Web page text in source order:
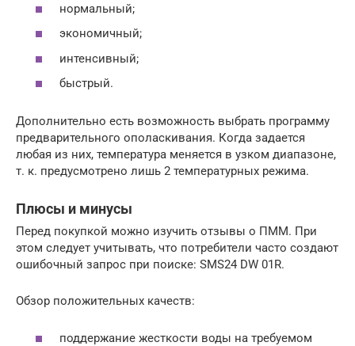
нормальный;
экономичный;
интенсивный;
быстрый.
Дополнительно есть возможность выбрать программу
предварительного ополаскивания. Когда задается
любая из них, температура меняется в узком диапазоне,
т. к. предусмотрено лишь 2 температурных режима.
Плюсы и минусы
Перед покупкой можно изучить отзывы о ПММ. При
этом следует учитывать, что потребители часто создают
ошибочный запрос при поиске: SMS24 DW 01R.
Обзор положительных качеств:
поддержание жесткости воды на требуемом